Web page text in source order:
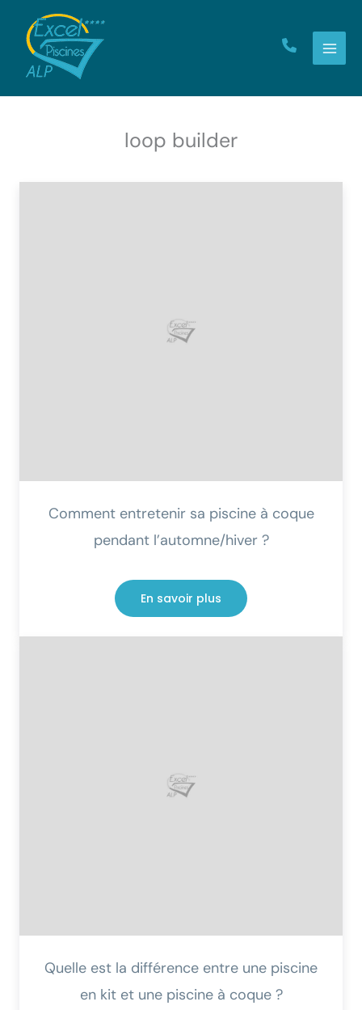
contenu
loop builder
Comment entretenir sa piscine à coque
pendant l’automne/hiver ?
En savoir plus
Quelle est la différence entre une piscine
en kit et une piscine à coque ?